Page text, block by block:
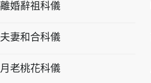
離婚辭祖科儀
夫妻和合科儀
月老桃花科儀